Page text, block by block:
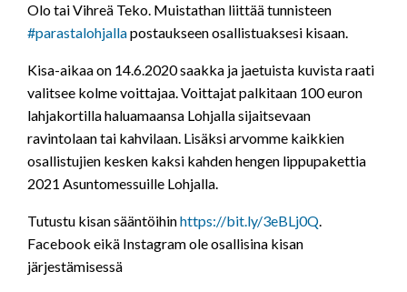
Olo tai Vihreä Teko. Muistathan liittää tunnisteen
#parastalohjallapostaukseen osallistuaksesi kisaan.
Kisa-aikaa on 14.6.2020 saakka ja jaetuista kuvista raati
valitsee kolme voittajaa. Voittajat palkitaan 100 euron
lahjakortilla haluamaansa Lohjalla sijaitsevaan
ravintolaan tai kahvilaan. Lisäksi arvomme kaikkien
osallistujien kesken kaksi kahden hengen lippupakettia
2021 Asuntomessuille Lohjalla.
Tutustu kisan sääntöihinhttps://bit.ly/3eBLj0Q.
Facebook eikä Instagram ole osallisina kisan
järjestämisessä